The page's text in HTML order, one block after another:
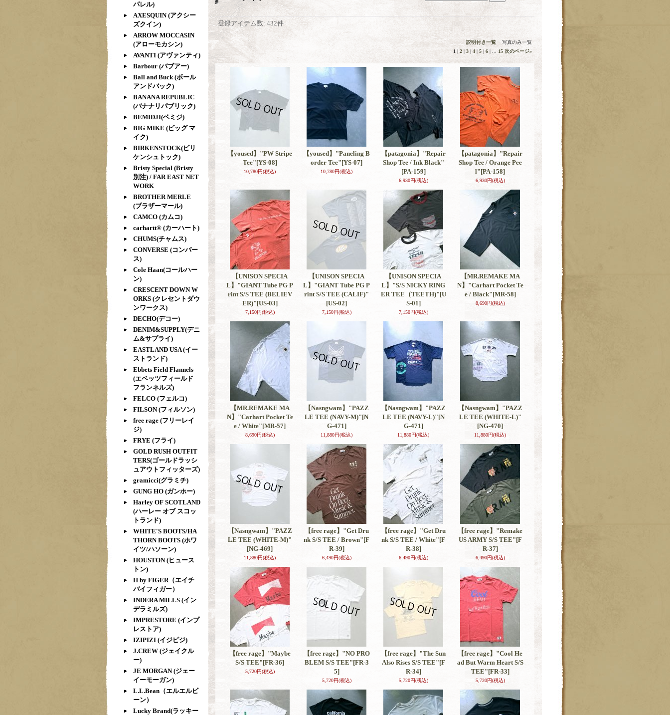
パレル)
AXESQUIN (アクシー
ズクイン)
ARROW MOCCASIN
(アローモカシン)
AVANTI (アヴァンティ)
Barbour (バブアー)
Ball and Buck (ボール
アンドバック)
BANANA REPUBLIC
(バナナリパブリック)
BEMIDJI(ベミジ)
BIG MIKE (ビッグ マ
イク)
BIRKENSTOCK(ビリ
ケンシュトック)
Bristy Special (Bristy
別注) / FAR EAST NET
WORK
BROTHER MERLE
(ブラザーマール)
CAMCO (カムコ)
carhartt® (カーハート)
CHUMS(チャムス)
CONVERSE (コンバー
ス)
Cole Haan(コールハー
ン)
CRESCENT DOWN W
ORKS (クレセントダウ
ンワークス)
DECHO(デコー)
DENIM&SUPPLY(デニ
ム&サプライ)
EASTLAND USA (イー
ストランド)
Ebbets Field Flannels
(エベッツフィールド
フランネルズ)
FELCO (フェルコ)
FILSON (フィルソン)
free rage (フリーレイ
ジ)
FRYE (フライ)
GOLD RUSH OUTFIT
TERS(ゴールドラッシ
ュアウトフィッターズ)
gramicci(グラミチ)
GUNG HO (ガンホー)
Harley OF SCOTLAND
(ハーレー オブ スコッ
トランド)
WHITE'S BOOTS/HA
THORN BOOTS (ホワ
イツ/ハソーン)
HOUSTON (ヒュース
トン)
H by FIGER（エイチ
バイフィガー）
INDERA MILLS (イン
デラミルズ)
IMPRESTORE (インプ
レストア)
IZIPIZI (イジピジ)
J.CREW (ジェイクル
ー)
JE MORGAN (ジェー
イーモーガン)
L.L.Bean（エルエルビ
ーン）
Lucky Brand(ラッキー
登録アイテム数: 432件
説明付き一覧 写真のみ一覧
1 | 2 | 3 | 4 |5 | 6 | 15 次のページ»
【yoused】"PW Stripe
Tee"[YS-08]
10,780円(税込)
【yoused】"Paneling B
order Tee"[YS-07]
10,780円(税込)
【patagonia】"Repair
Shop Tee / Ink Black"
[PA-159]
6,930円(税込)
【patagonia】"Repair
Shop Tee / Orange Pee
l"[PA-158]
6,930円(税込)
【UNISON SPECIA
L】"GIANT Tube PG P
rint S/S TEE (BELIEV
ER)"[US-03]
7,150円(税込)
【UNISON SPECIA
L】"GIANT Tube PG P
rint S/S TEE (CALIF)"
[US-02]
7,150円(税込)
【UNISON SPECIA
L】"S/S NICKY RING
ER TEE（TEETH)"[U
S-01]
7,150円(税込)
【MR.REMAKE MA
N】"Carhart Pocket Te
e / Black"[MR-58]
8,690円(税込)
【MR.REMAKE MA
N】"Carhart Pocket Te
e / White"[MR-57]
8,690円(税込)
【Nasngwam】"PAZZ
LE TEE (NAVY-M)"[N
G-471]
11,880円(税込)
【Nasngwam】"PAZZ
LE TEE (NAVY-L)"[N
G-471]
11,880円(税込)
【Nasngwam】"PAZZ
LE TEE (WHITE-L)"
[NG-470]
11,880円(税込)
【Nasngwam】"PAZZ
LE TEE (WHITE-M)"
[NG-469]
11,880円(税込)
【free rage】"Get Dru
nk S/S TEE / Brown"[F
R-39]
6,490円(税込)
【free rage】"Get Dru
nk S/S TEE / White"[F
R-38]
6,490円(税込)
【free rage】"Remake
US ARMY S/S TEE"[F
R-37]
6,490円(税込)
【free rage】"Maybe
S/S TEE"[FR-36]
5,720円(税込)
【free rage】"NO PRO
BLEM S/S TEE"[FR-3
5]
5,720円(税込)
【free rage】"The Sun
Also Rises S/S TEE"[F
R-34]
5,720円(税込)
【free rage】"Cool He
ad But Warm Heart S/S
TEE"[FR-33]
5,720円(税込)